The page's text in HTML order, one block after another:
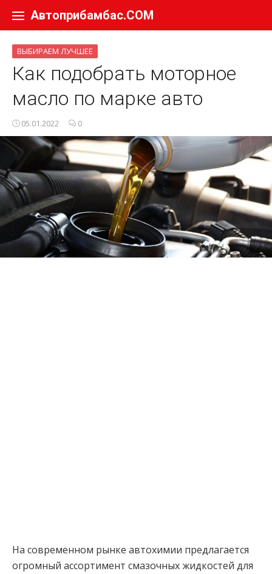
Автоприбамбас.COM
ВЫБИРАЕМ ЛУЧШЕЕ
Как подобрать моторное
масло по марке авто
05.01.2022 0
На современном рынке автохимии предлагается
огромный ассортимент смазочных жидкостей для